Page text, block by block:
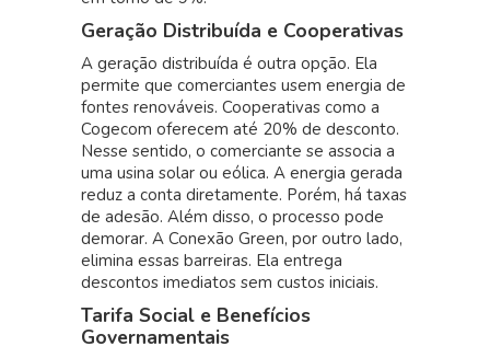
Geração Distribuída e Cooperativas
A geração distribuída é outra opção. Ela
permite que comerciantes usem energia de
fontes renováveis. Cooperativas como a
Cogecom oferecem até 20% de desconto.
Nesse sentido, o comerciante se associa a
uma usina solar ou eólica. A energia gerada
reduz a conta diretamente. Porém, há taxas
de adesão. Além disso, o processo pode
demorar. A Conexão Green, por outro lado,
elimina essas barreiras. Ela entrega
descontos imediatos sem custos iniciais.
Tarifa Social e Benefícios
Governamentais